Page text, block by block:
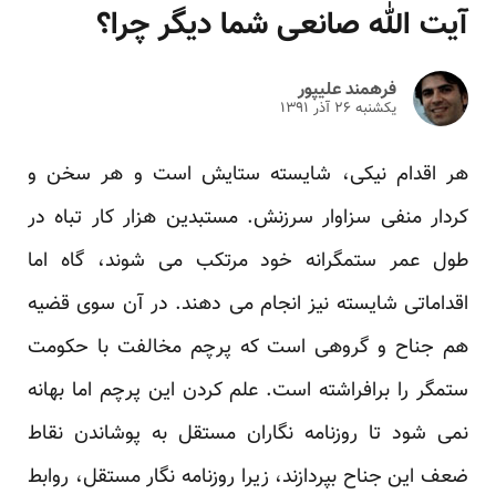
آیت الله صانعی شما دیگر چرا؟
فرهمند علیپور
یکشنبه ۲۶ آذر ۱۳۹۱
هر اقدام نیکی، شایسته ستایش است و هر سخن و
کردار منفی سزاوار سرزنش. مستبدین هزار کار تباه در
طول عمر ستمگرانه خود مرتکب می شوند، گاه اما
اقداماتی شایسته نیز انجام می دهند. در آن سوی قضیه
هم جناح و گروهی است که پرچم مخالفت با حکومت
ستمگر را برافراشته است. علم کردن این پرچم اما بهانه
نمی شود تا روزنامه نگاران مستقل به پوشاندن نقاط
ضعف این جناح بپردازند، زیرا روزنامه نگار مستقل، روابط